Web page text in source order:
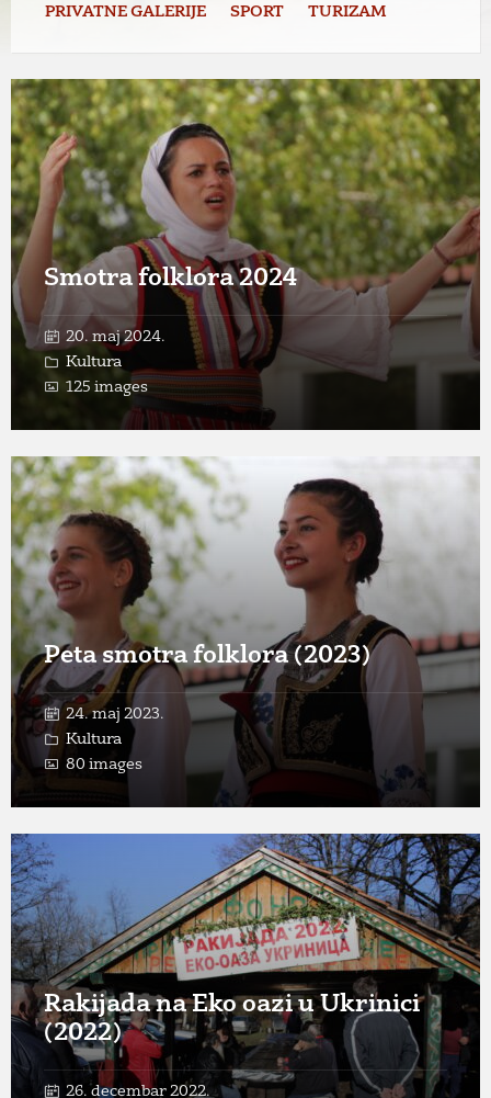
PRIVATNE GALERIJE SPORT TURIZAM
Smotra folklora 2024
20. maj 2024.
Kultura
125 images
Open
Gallery
Peta smotra folklora (2023)
24. maj 2023.
Kultura
80 images
Open
Gallery
Rakijada na Eko oazi u Ukrinici
(2022)
26. decembar 2022.
Open
Gallery